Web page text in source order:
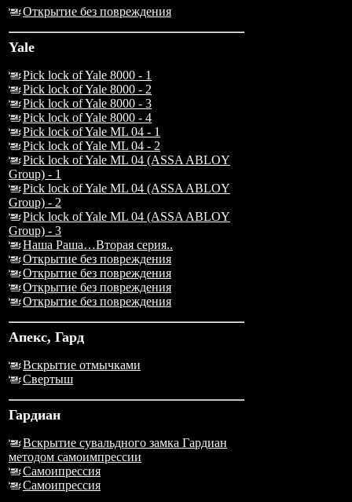
Открытие без повреждения
Yale
Pick lock of Yale 8000 - 1
Pick lock of Yale 8000 - 2
Pick lock of Yale 8000 - 3
Pick lock of Yale 8000 - 4
Pick lock of Yale ML 04 - 1
Pick lock of Yale ML 04 - 2
Pick lock of Yale ML 04 (ASSA ABLOY
Group) - 1
Pick lock of Yale ML 04 (ASSA ABLOY
Group) - 2
Pick lock of Yale ML 04 (ASSA ABLOY
Group) - 3
Наша Раша…Вторая серия..
Открытие без повреждения
Открытие без повреждения
Открытие без повреждения
Открытие без повреждения
Апекс, Гард
Вскрытие отмычками
Свертыш
Гардиан
Вскрытие сувальдного замка Гардиан
методом самоимпрессии
Самоипрессия
Самоипрессия